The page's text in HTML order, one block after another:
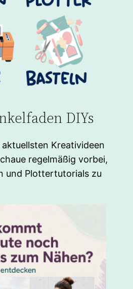
DIYs
Kreativideen
regelmäßig vorbei,
und Plottertutorials zu